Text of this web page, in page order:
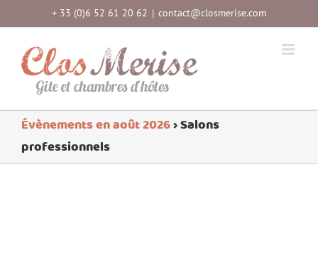
au
+ 33 (0)6 52 61 20 62 | contact@closmerise.com
Évènements en août 2026› Salons
professionnels